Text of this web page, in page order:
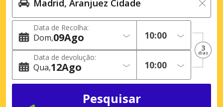
Data de Recolha:
Dom 09Ago
Data de devolução:
Qua 12Ago
3
dias